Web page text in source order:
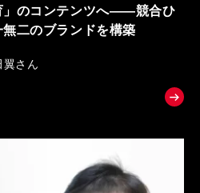
」のコンテンツへ――競合ひ
二のブランドを構築
さん